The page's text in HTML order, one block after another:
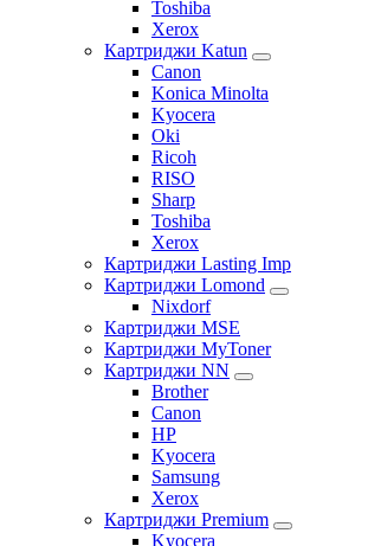
Toshiba
Xerox
Картриджи Katun
Canon
Konica Minolta
Kyocera
Oki
Ricoh
RISO
Sharp
Toshiba
Xerox
Картриджи Lasting Imp
Картриджи Lomond
Nixdorf
Картриджи MSE
Картриджи MyToner
Картриджи NN
Brother
Canon
HP
Kyocera
Samsung
Xerox
Картриджи Premium
Kyocera